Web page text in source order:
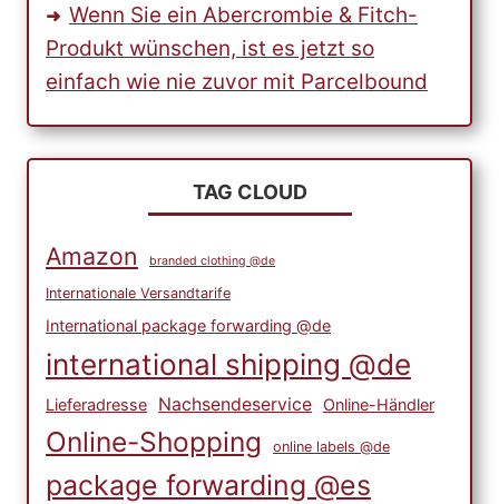
Wenn Sie ein Abercrombie & Fitch-
Produkt wünschen, ist es jetzt so
einfach wie nie zuvor mit Parcelbound
TAG CLOUD
Amazon branded clothing @de
Internationale Versandtarife
International package forwarding @de
international shipping @de
Lieferadresse Nachsendeservice Online-Händler
Online-Shopping online labels @de
package forwarding @es